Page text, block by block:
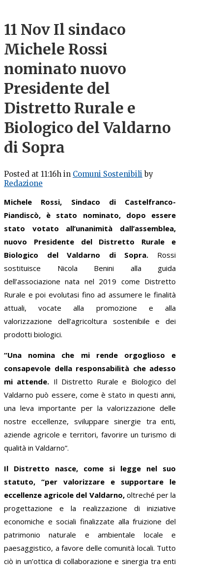
11 Nov Il sindaco
Michele Rossi
nominato nuovo
Presidente del
Distretto Rurale e
Biologico del Valdarno
di Sopra
Posted at 11:16h in Comuni Sostenibili by
Redazione
Michele Rossi, Sindaco di Castelfranco-
Piandiscò, è stato nominato, dopo essere
stato votato all’unanimità dall’assemblea,
nuovo Presidente del Distretto Rurale e
Biologico del Valdarno di Sopra. Rossi
sostituisce Nicola Benini alla guida
dell’associazione nata nel 2019 come Distretto
Rurale e poi evolutasi fino ad assumere le finalità
attuali, vocate alla promozione e alla
valorizzazione dell’agricoltura sostenibile e dei
prodotti biologici.
“Una nomina che mi rende orgoglioso e
consapevole della responsabilità che adesso
mi attende. Il Distretto Rurale e Biologico del
Valdarno può essere, come è stato in questi anni,
una leva importante per la valorizzazione delle
nostre eccellenze, sviluppare sinergie tra enti,
aziende agricole e territori, favorire un turismo di
qualità in Valdarno”.
Il Distretto nasce, come si legge nel suo
statuto, “per valorizzare e supportare le
eccellenze agricole del Valdarno,oltreché per la
progettazione e la realizzazione di iniziative
economiche e sociali finalizzate alla fruizione del
patrimonio naturale e ambientale locale e
paesaggistico, a favore delle comunità locali. Tutto
ciò in un’ottica di collaborazione e sinergia tra enti